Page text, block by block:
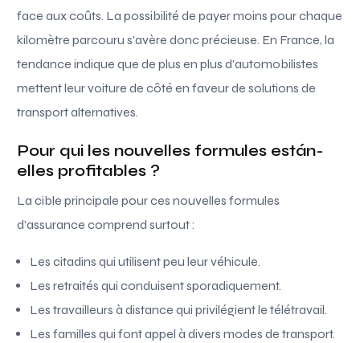
face aux coûts. La possibilité de payer moins pour chaque
kilomètre parcouru s’avère donc précieuse. En France, la
tendance indique que de plus en plus d’automobilistes
mettent leur voiture de côté en faveur de solutions de
transport alternatives.
Pour qui les nouvelles formules están-
elles profitables ?
La cible principale pour ces nouvelles formules
d’assurance comprend surtout :
Les citadins qui utilisent peu leur véhicule.
Les retraités qui conduisent sporadiquement.
Les travailleurs à distance qui privilégient le télétravail.
Les familles qui font appel à divers modes de transport.